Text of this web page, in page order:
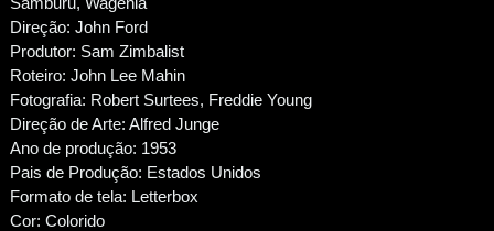
Direção: John Ford
Produtor: Sam Zimbalist
Roteiro: John Lee Mahin
Fotografia: Robert Surtees, Freddie Young
Direção de Arte: Alfred Junge
Ano de produção: 1953
Pais de Produção: Estados Unidos
Formato de tela: Letterbox
Cor: Colorido